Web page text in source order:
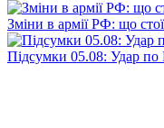
Зміни в армії РФ: що
Підсумки 05.08: Удар по